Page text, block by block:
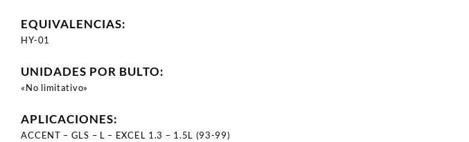
EQUIVALENCIAS:
HY-01
UNIDADES POR BULTO:
«No limitativo»
APLICACIONES:
ACCENT – GLS – L – EXCEL 1.3 – 1.5L (93-99)